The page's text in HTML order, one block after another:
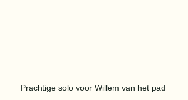
Prachtige solo voor Willem van het pad